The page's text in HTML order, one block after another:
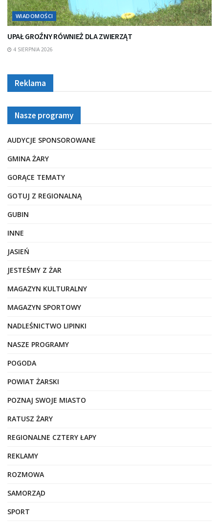
WIADOMOŚCI
UPAŁ GROŹNY RÓWNIEŻ DLA ZWIERZĄT
4 SIERPNIA 2026
Reklama
Nasze programy
AUDYCJE SPONSOROWANE
GMINA ŻARY
GORĄCE TEMATY
GOTUJ Z REGIONALNĄ
GUBIN
INNE
JASIEŃ
JESTEŚMY Z ŻAR
MAGAZYN KULTURALNY
MAGAZYN SPORTOWY
NADLEŚNICTWO LIPINKI
NASZE PROGRAMY
POGODA
POWIAT ŻARSKI
POZNAJ SWOJE MIASTO
RATUSZ ŻARY
REGIONALNE CZTERY ŁAPY
REKLAMY
ROZMOWA
SAMORZĄD
SPORT